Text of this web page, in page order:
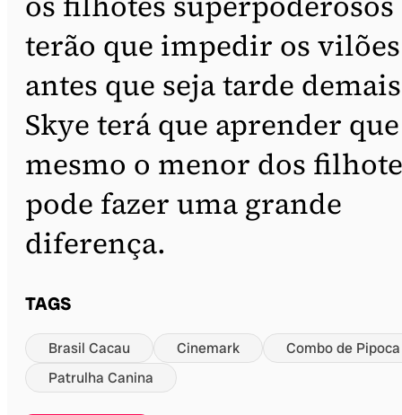
terão que impedir os vilões
antes que seja tarde
Skye terá que aprender que
mesmo o menor dos
pode fazer uma grande
diferença.
TAGS
Brasil Cacau Cinemark
Combo de Pipoca
Patrulha Canina